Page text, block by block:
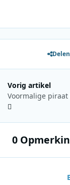
Delen
Vorig artikel
0